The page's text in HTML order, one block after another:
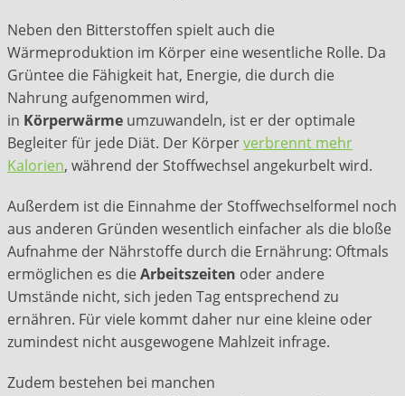
Neben den Bitterstoffen spielt auch die
Wärmeproduktion im Körper eine wesentliche Rolle. Da
Grüntee die Fähigkeit hat, Energie, die durch die
Nahrung aufgenommen wird,
in Körperwärme umzuwandeln, ist er der optimale
Begleiter für jede Diät. Der Körperverbrennt mehr
Kalorien, während der Stoffwechsel angekurbelt wird.
Außerdem ist die Einnahme der Stoffwechselformel noch
aus anderen Gründen wesentlich einfacher als die bloße
Aufnahme der Nährstoffe durch die Ernährung: Oftmals
ermöglichen es die Arbeitszeiten oder andere
Umstände nicht, sich jeden Tag entsprechend zu
ernähren. Für viele kommt daher nur eine kleine oder
zumindest nicht ausgewogene Mahlzeit infrage.
Zudem bestehen bei manchen